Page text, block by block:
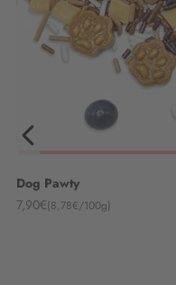
Dog Pawty
Angebot
7,90€(8,78€/100g)